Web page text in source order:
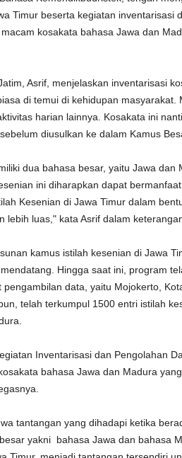
Timur beserta kegiatan inventarisasi
kosakata bahasa Jawa dan
Asrif, menjelaskan inventarisasi
di temui di kehidupan masyarakat.
harian lainnya. Kosakata ini
diusulkan ke dalam Kamus
dua bahasa besar, yaitu Jawa dan
ini diharapkan dapat
Kesenian di Jawa Timur dalam
lebih luas," kata Asrif dalam
kamus istilah kesenian di Jawa
Hingga saat ini, program
data, yaitu Mojokerto,
telah terkumpul 1500 entri istilah
Inventarisasi dan Pengolahan
bahasa Jawa dan Madura
tantangan yang dihadapi ketika
yakni bahasa Jawa dan bahasa